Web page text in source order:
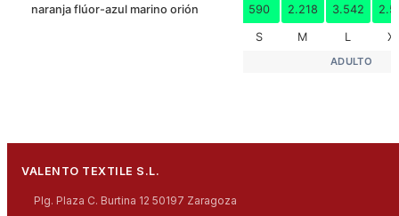
naranja flúor-azul marino orión 590 2.218 3.542
S M L
ADULTO
VALENTO TEXTILE S.L.
Plg. Plaza C. Burtina 12 50197 Zaragoza